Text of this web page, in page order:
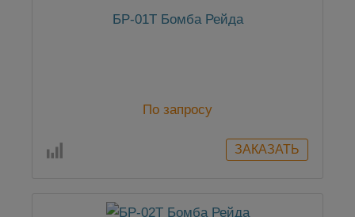
БР-01Т Бомба Рейда
По запросу